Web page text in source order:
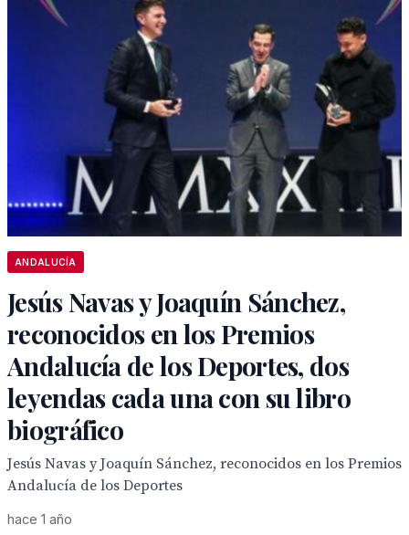
ANDALUCÍA
Jesús Navas y Joaquín Sánchez,
reconocidos en los Premios
Andalucía de los Deportes, dos
leyendas cada una con su libro
biográfico
Jesús Navas y Joaquín Sánchez, reconocidos en los Premios
Andalucía de los Deportes
hace 1 año